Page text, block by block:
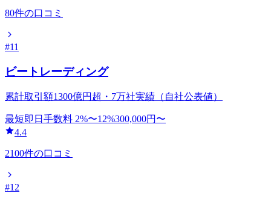
80件の口コミ
#11
ビートレーディング
累計取引額1300億円超・7万社実績（自社公表値）
最短即日 手数料 2%〜12%300,000円〜
4.4
2100件の口コミ
#12